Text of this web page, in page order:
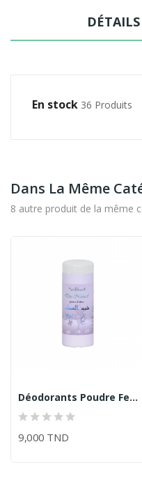
En stock 36 Produits
Dans La Même
8 autre produit de la même
Déodorants Poudre Fell/Herbioart
9,000 TND